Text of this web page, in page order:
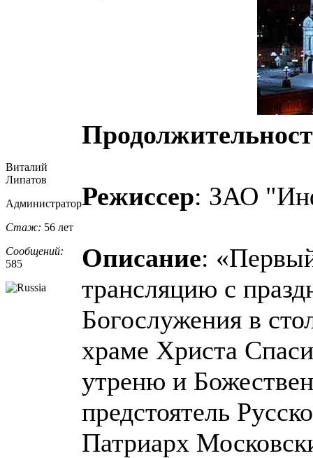
Виталий
Липатов
Администратор
Стаж: 56 лет
Сообщений:
585
Режиссер: ЗАО
Описание:
трансляцию с
Богослужения в
храме Христа
утреню и
предстоятель
Патриарх